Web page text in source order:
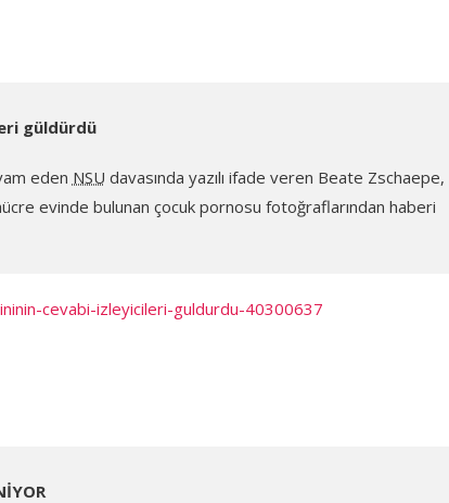
güldürdü
eden NSU davasında yazılı ifade veren Beate Zschaepe,
evinde bulunan çocuk pornosu fotoğraflarından haberi
cevabi-izleyicileri-guldurdu-40300637